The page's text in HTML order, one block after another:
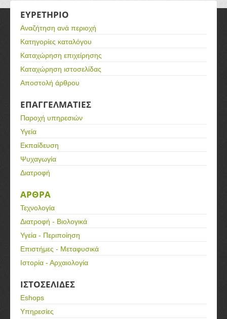
ΕΥΡΕΤΗΡΙΟ
Αναζήτηση ανά περιοχή
Κατηγορίες καταλόγου
Καταχώρηση επιχείρησης
Καταχώρηση ιστοσελίδας
Αποστολή άρθρου
ΕΠΑΓΓΕΛΜΑΤΙΕΣ
Παροχή υπηρεσιών
Υγεία
Εκπαίδευση
Ψυχαγωγία
Διατροφή
ΑΡΘΡΑ
Τεχνολογία
Διατροφή - Βιολογικά
Υγεία - Περιποίηση
Επιστήμες - Μεταφυσικά
Ιστορία - Αρχαιολογία
ΙΣΤΟΣΕΛΙΔΕΣ
Eshops
Υπηρεσίες